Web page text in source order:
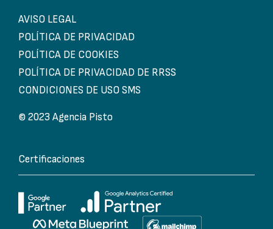
AVISO LEGAL
POLÍTICA DE PRIVACIDAD
POLÍTICA DE COOKIES
POLÍTICA DE PRIVACIDAD DE RRSS
CONDICIONES DE USO SMS
© 2023 Agencia Pisto
Certificaciones